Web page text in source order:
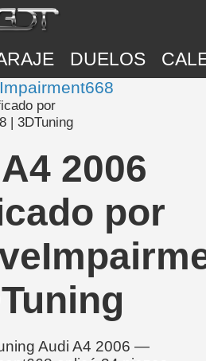
DUELOS
por
| 3DTuning
2006
por
Audi A4 2006 —